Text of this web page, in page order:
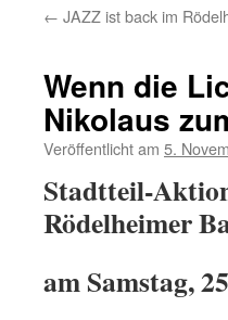
← JAZZ ist back im
Wenn die
Nikolaus
Veröffentlicht am 5.
Stadtteil-
Rödelheimer
am Samstag,